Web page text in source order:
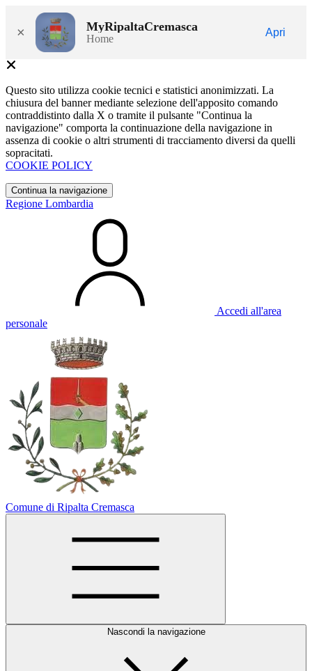
× MyRipaltaCremasca
Home
Apri
Questo sito utilizza cookie tecnici e statistici anonimizzati. La
chiusura del banner mediante selezione dell'apposito comando
contraddistinto dalla X o tramite il pulsante "Continua la
navigazione" comporta la continuazione della navigazione in
assenza di cookie o altri strumenti di tracciamento diversi da quelli
sopracitati.
COOKIE POLICY
Continua la navigazione
Regione Lombardia
Accedi all'area
personale
Comune di Ripalta Cremasca
Nascondi la navigazione